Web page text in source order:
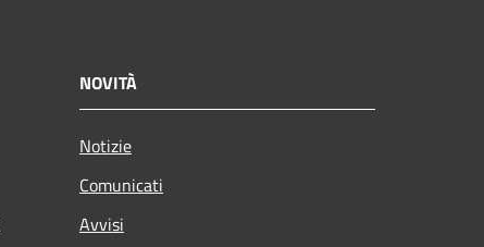
NOVITÀ
Notizie
Comunicati
Avvisi